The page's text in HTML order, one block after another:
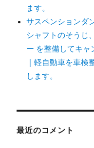
ます。
サスペンションダ
シャフトのそう
ー を整備してキャ
｜軽自動車を車検
します。
最近のコメント